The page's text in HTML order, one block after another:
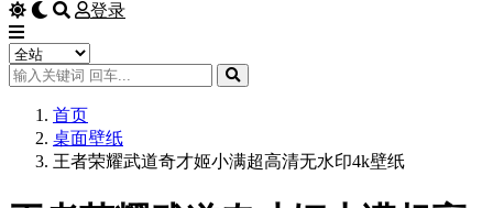
登录
首页
桌面壁纸
王者荣耀武道奇才姬小满超高清无水印4k壁纸